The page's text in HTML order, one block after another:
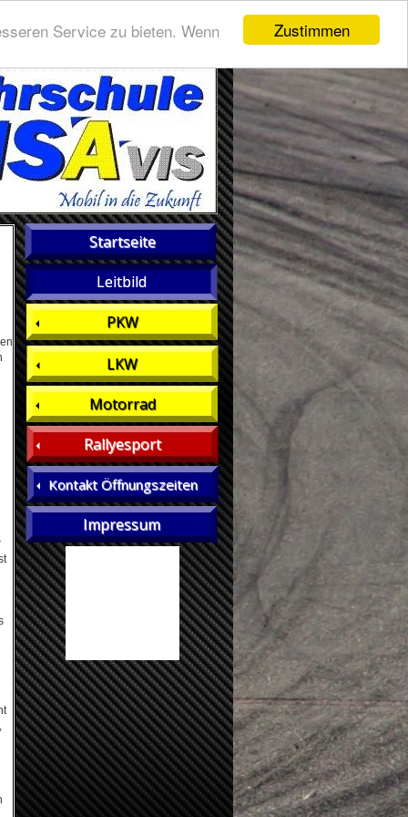
Zustimmen
Service zu bieten. Wenn
Startseite
Leitbild
PKW
LKW
Motorrad
Rallyesport
Kontakt Öffnungszeiten
Impressum